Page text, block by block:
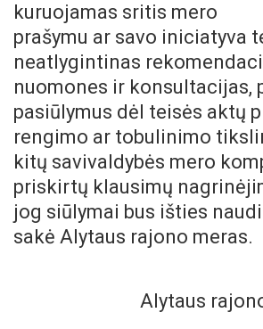
kuruojamas sritis mero
prašymu ar savo iniciatyva
neatlygintinas
nuomones ir konsultacijas,
pasiūlymus dėl teisės aktų
rengimo ar tobulinimo
kitų savivaldybės mero
priskirtų klausimų
jog siūlymai bus išties
sakė Alytaus rajono meras.
Alytaus